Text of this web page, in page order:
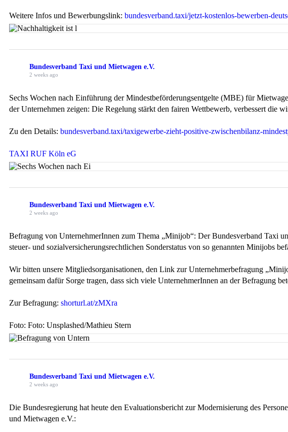
Weitere Infos und Bewerbungslink: bundesverband.taxi/jetzt-kostenlos-bewerben-
Bundesverband Taxi und Mietwagen e.V.
2 weeks ago
Sechs Wochen nach Einführung der Mindestbeförderungsentgelte (MBE) für
der Unternehmen zeigen: Die Regelung stärkt den fairen Wettbewerb, verbessert
Zu den Details: bundesverband.taxi/taxigewerbe-zieht-positive-zwischenbilanz-
TAXI RUF Köln eG
Bundesverband Taxi und Mietwagen e.V.
2 weeks ago
Befragung von UnternehmerInnen zum Thema „Minijob“: Der Bundesverband Taxi
steuer- und sozialversicherungsrechtlichen Sonderstatus von so genannten Minijobs
Wir bitten unsere Mitgliedsorganisationen, den Link zur Unternehmerbefragung
gemeinsam dafür Sorge tragen, dass sich viele UnternehmerInnen an der Befragung
Zur Befragung: shorturl.at/zMXra
Foto: Foto: Unsplashed/Mathieu Stern
Bundesverband Taxi und Mietwagen e.V.
2 weeks ago
Die Bundesregierung hat heute den Evaluationsbericht zur Modernisierung des
und Mietwagen e.V.: